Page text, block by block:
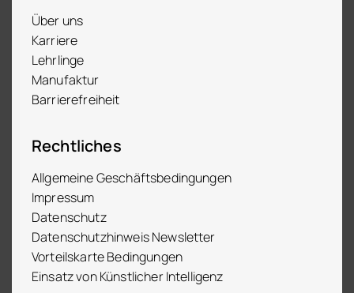
Über uns
Karriere
Lehrlinge
Manufaktur
Barrierefreiheit
Rechtliches
Allgemeine Geschäftsbedingungen
Impressum
Datenschutz
Datenschutzhinweis Newsletter
Vorteilskarte Bedingungen
Einsatz von Künstlicher Intelligenz